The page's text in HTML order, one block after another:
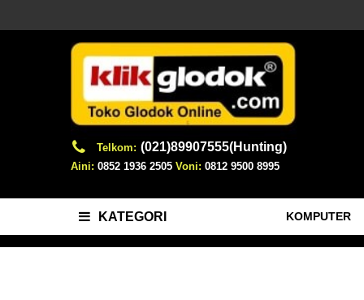
Telkom: (021)89907555(Hunting)
Aini: 0852 1936 2505 Voni: 0812 9500 8995
KATEGORI KOMPUTER